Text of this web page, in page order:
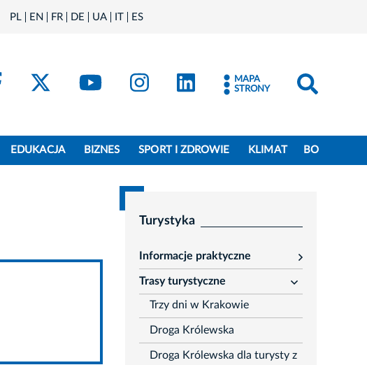
PL EN FR DE UA IT ES
FacebookKraków - X
Kraków - YouTube
Kraków - Instagram
Kraków - LinkedIn
MAPA
STRONY
EDUKACJA BIZNES SPORT I ZDROWIE KLIMAT BO
Turystyka
Informacje praktyczne
rozwiń
Trasy turystyczne
rozwiń
Trzy dni w Krakowie
Droga Królewska
Droga Królewska dla turysty z